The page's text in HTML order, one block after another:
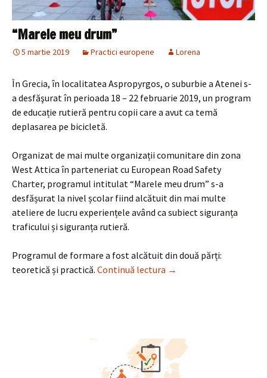
“Marele meu drum”
5 martie 2019 Practici europene Lorena
În Grecia, în localitatea Aspropyrgos, o suburbie a Atenei s-
a desfăşurat în perioada 18 – 22 februarie 2019, un program
de educație rutieră pentru copii care a avut ca temă
deplasarea pe bicicletă.
Organizat de mai multe organizații comunitare din zona
West Attica în parteneriat cu European Road Safety
Charter, programul intitulat “Marele meu drum” s-a
desfășurat la nivel școlar fiind alcătuit din mai multe
ateliere de lucru experiențele având ca subiect siguranța
traficului și siguranța rutieră.
Programul de formare a fost alcătuit din două părți:
teoretică și practică. Continuă lectura “Marele meu drum”
→